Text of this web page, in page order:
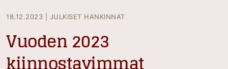
18.12.2023 JULKISET HANKINNAT
Vuoden 2023